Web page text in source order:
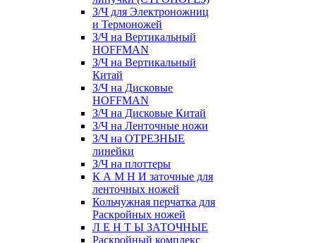
З/Ч для Электроножниц
и Термоножей
З/Ч на Вертикальный
HOFFMAN
З/Ч на Вертикальный
Китай
З/Ч на Дисковые
HOFFMAN
З/Ч на Дисковые Китай
З/Ч на Ленточные ножи
З/Ч на ОТРЕЗНЫЕ
линейки
З/Ч на плоттеры
К А М Н И заточные для
ленточных ножей
Кольчужная перчатка для
Раскройных ножей
Л Е Н Т Ы ЗАТОЧНЫЕ
Раскройный комплекс